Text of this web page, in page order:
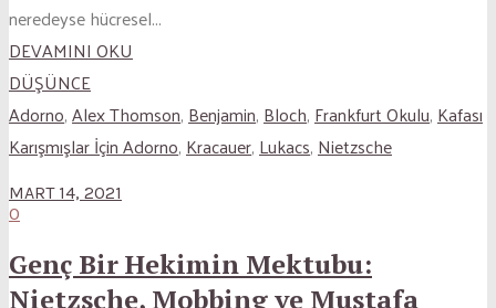
neredeyse hücresel...
DEVAMINI OKU
DÜŞÜNCE
Adorno,Alex Thomson,Benjamin,Bloch,Frankfurt Okulu,Kafası
Karışmışlar İçin Adorno,Kracauer,Lukacs,Nietzsche
MART 14, 2021
0
Genç Bir Hekimin Mektubu:
Nietzsche, Mobbing ve Mustafa